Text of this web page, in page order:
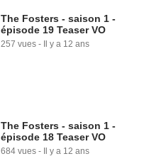
The Fosters - saison 1 -
épisode 19 Teaser VO
257 vues - Il y a 12 ans
The Fosters - saison 1 -
épisode 18 Teaser VO
684 vues - Il y a 12 ans